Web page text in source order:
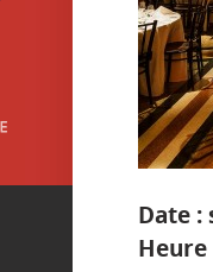
Date :
Heure